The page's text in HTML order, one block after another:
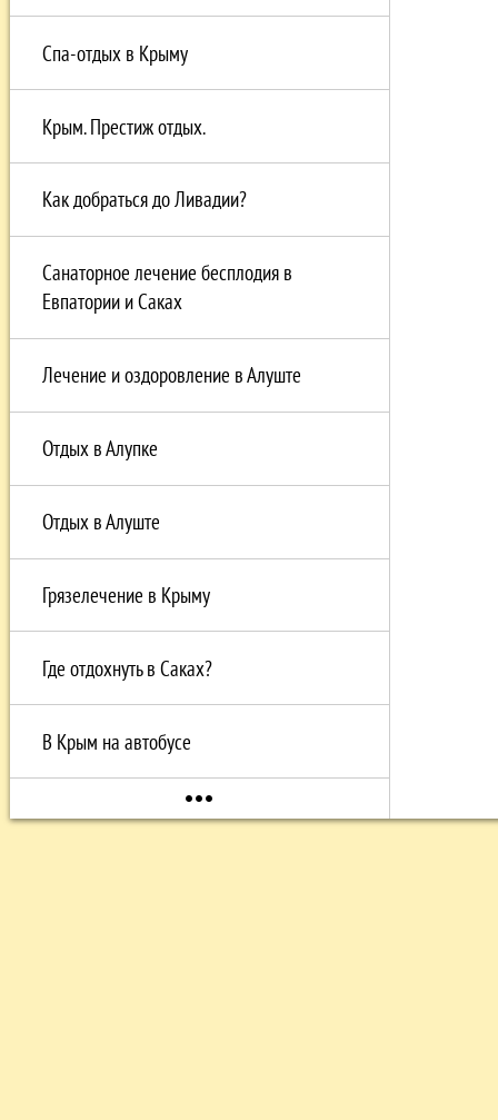
Спа-отдых в Крыму
Крым. Престиж отдых.
Как добраться до Ливадии?
Санаторное лечение бесплодия в
Евпатории и Саках
Лечение и оздоровление в Алуште
Отдых в Алупке
Отдых в Алуште
Грязелечение в Крыму
Где отдохнуть в Саках?
В Крым на автобусе
more_horiz